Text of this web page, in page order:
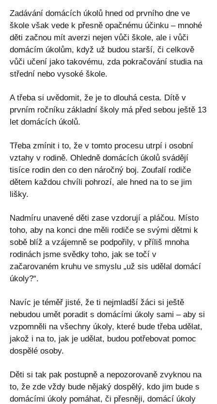
Zadávání domácích úkolů hned od prvního dne ve
škole však vede k přesně opačnému účinku – mnohé
děti začnou mít averzi nejen vůči škole, ale i vůči
domácím úkolům, když už budou starší, či celkově
vůči učení jako takovému, zda pokračování studia na
střední nebo vysoké škole.
A třeba si uvědomit, že je to dlouhá cesta. Dítě v
prvním ročníku základní školy má před sebou ještě 13
let domácích úkolů.
Třeba zmínit i to, že v tomto procesu utrpí i osobní
vztahy v rodině. Ohledně domácích úkolů svádějí
tisíce rodin den co den náročný boj. Zoufalí rodiče
dětem každou chvíli pohrozí, ale hned na to se jim
lišky.
Nadmíru unavené děti zase vzdorují a pláčou. Místo
toho, aby na konci dne měli rodiče se svými dětmi k
sobě blíž a vzájemně se podpořily, v příliš mnoha
rodinách jsme svědky toho, jak se točí v
začarovaném kruhu ve smyslu „už sis udělal domácí
úkoly?“.
Navíc je téměř jisté, že ti nejmladší žáci si ještě
nebudou umět poradit s domácími úkoly sami – aby si
vzpomněli na všechny úkoly, které bude třeba udělat,
jakož i na to, jak je udělat, budou potřebovat pomoc
dospělé osoby.
Děti si tak pak postupně a nepozorovaně zvyknou na
to, že zde vždy bude nějaký dospělý, kdo jim bude s
domácími úkoly pomáhat, či přesněji, domácí úkoly